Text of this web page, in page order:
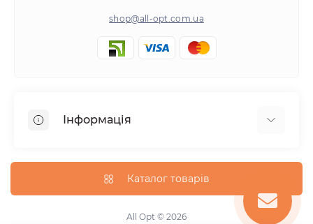
shop@all-opt.com.ua
Інформація
Оплата та доставка
Повернення та обмін
Політика конфіденційності
Каталог товарів
All Opt © 2026